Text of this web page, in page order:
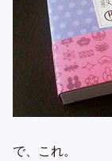
で、これ。